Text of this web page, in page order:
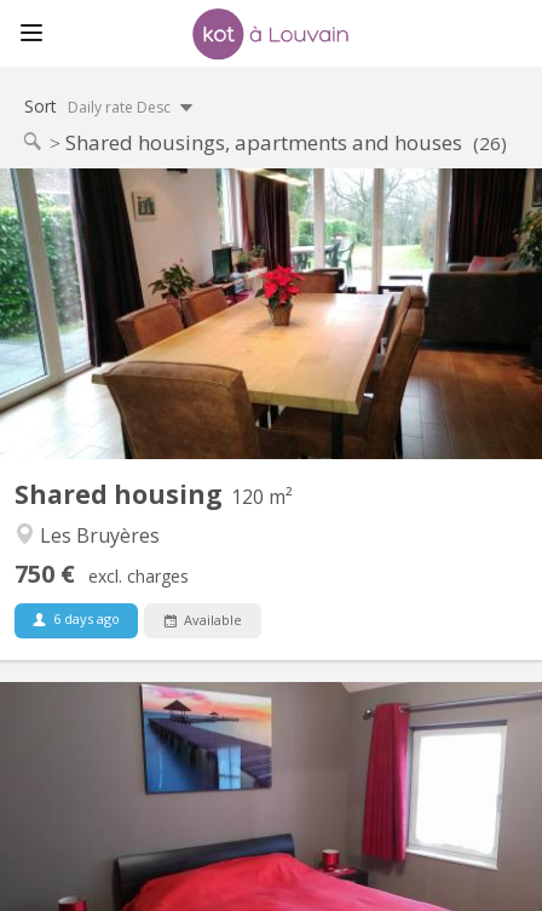
Sort Daily rate Desc
Shared housings, apartments and houses (26)
Shared housing 120 m²
Les Bruyères
750 € excl. charges
6 days ago Available
KV 822
Période locative court terme: 08/06/26 - 07/09/26 1 chambre à
louer (occupation simple) dans une colocation de 2 personnes,
avec douche privative dans une maison meublée et toute
équipée avec terrasse, jardin et parking. Cadre vert et tranquille,
située proche du centre ville et des grands axes...
KV 1330
Régent en éducation physique loue chambre(lit double) dans une
belle villa pour UNIQUEMENT étudiant(e), stagiaire sérieux(se) et
soigneux(se). Salle de douche privatisée, TV, Wi-fi, fitness, grand
jardin, bureau, Lave linge, parking privé. Endroit calme, idéal pour
étudier. A 8 min...